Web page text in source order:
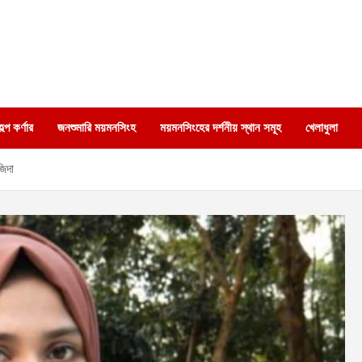
কর্ণার জনশুমারি ময়মনসিংহ ময়মনসিংহের দর্শনীয় স্থান সমূহ খেলাধুলা